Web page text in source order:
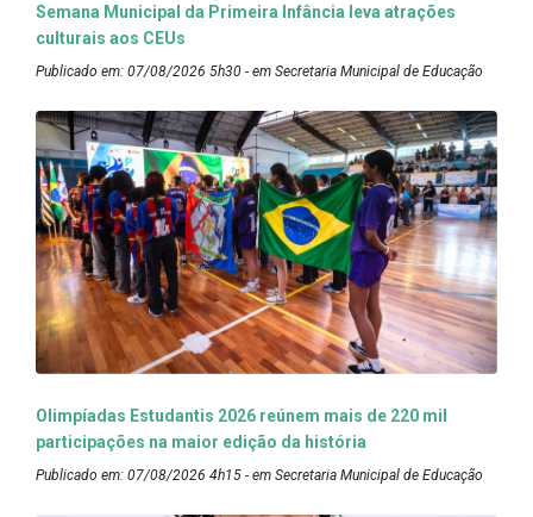
Semana Municipal da Primeira Infância leva atrações
culturais aos CEUs
Publicado em: 07/08/2026 5h30 - em Secretaria Municipal de Educação
Olimpíadas Estudantis 2026 reúnem mais de 220 mil
participações na maior edição da história
Publicado em: 07/08/2026 4h15 - em Secretaria Municipal de Educação